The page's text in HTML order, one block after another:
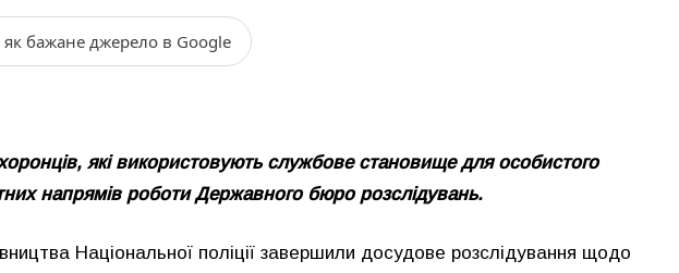
як бажане джерело в Google
які використовують службове становище для особистого
напрямів роботи Державного бюро розслідувань.
Національної поліції завершили досудове розслідування щодо